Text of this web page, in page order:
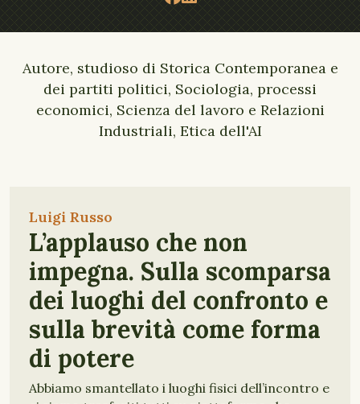
Autore, studioso di Storica Contemporanea e
dei partiti politici, Sociologia, processi
economici, Scienza del lavoro e Relazioni
Industriali, Etica dell'AI
Luigi Russo
L’applauso che non
impegna. Sulla scomparsa
dei luoghi del confronto e
sulla brevità come forma
di potere
Abbiamo smantellato i luoghi fisici dell’incontro e